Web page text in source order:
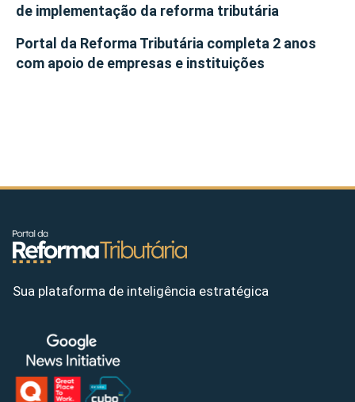
de implementação da reforma tributária
Portal da Reforma Tributária completa 2 anos
com apoio de empresas e instituições
Sua plataforma de inteligência estratégica